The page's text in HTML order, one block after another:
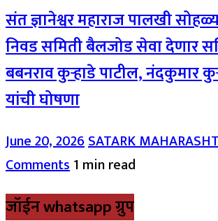
संत ज्ञानेश्वर महाराज पालखी
निवड समिती बैलजोड सेवा देणार
बबनराव कुऱ्हाडे पाटील, नंदकुमार
यांची घोषणा
June 20, 2026SATARK
Comments1 min read
जॉईन whatsapp ग्रुप